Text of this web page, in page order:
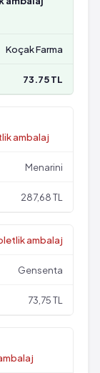
Koçak Farma
73.75 TL
ambalaj
Menarini
287,68 TL
ambalaj
Gensenta
73,75 TL